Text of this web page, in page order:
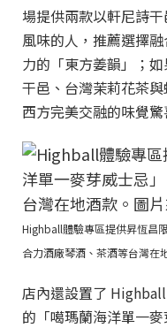
場提供兩款以軒尼詩
風味的人，推薦選擇
力的「東方姜韻」；
干邑、台灣茉莉花茶
西方完美交融的味覺驚
Highball體驗專區提供昇恆昌
合力酒廠琴酒、茶酒等台灣在
店內還設置了
的「噶瑪蘭海洋單一